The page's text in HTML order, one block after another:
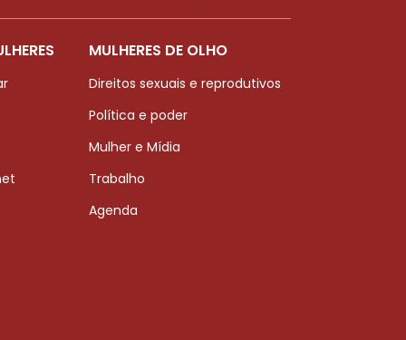
MULHERES DE OLHO
Direitos sexuais e reprodutivos
Política e poder
Mulher e Mídia
Trabalho
Agenda